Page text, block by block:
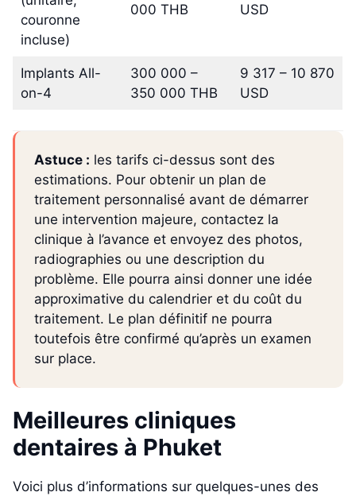
couronne
incluse)
000 THB
USD
Implants All-
on-4
300 000 –
350 000 THB
9 317 – 10 870
USD
Astuce : les tarifs ci-dessus sont des
estimations. Pour obtenir un plan de
traitement personnalisé avant de démarrer
une intervention majeure, contactez la
clinique à l’avance et envoyez des photos,
radiographies ou une description du
problème. Elle pourra ainsi donner une idée
approximative du calendrier et du coût du
traitement. Le plan définitif ne pourra
toutefois être confirmé qu’après un examen
sur place.
Meilleures cliniques
dentaires à Phuket
Voici plus d’informations sur quelques-unes des